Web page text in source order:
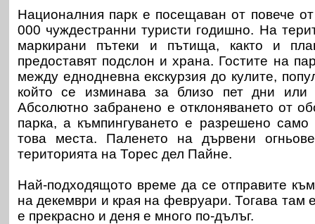
Националния парк е посещаван от повече
000 чуждестранни туристи годишно. На
маркирани пътеки и пътища, както и
предоставят подслон и храна. Гостите на
между еднодневна екскурзия до кулите,
който се изминава за близо пет дни
Абсолютно забранено е отклоняването от
парка, а къмпингуването е разрешено
това места. Паленето на дървени
територията на Торес дел Пайне.
Най-подходящото време да се отправите
на декември и края на февруари. Тогава там
е прекрасно и деня е много по-дълъг.